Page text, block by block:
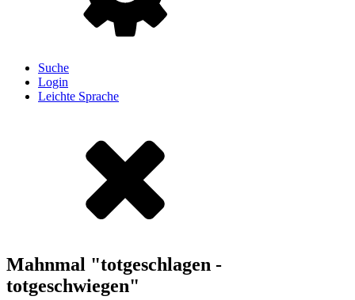
Suche
Login
Leichte Sprache
Mahnmal "totgeschlagen -
totgeschwiegen"